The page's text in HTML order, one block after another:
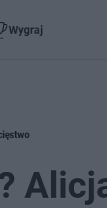
Wygraj